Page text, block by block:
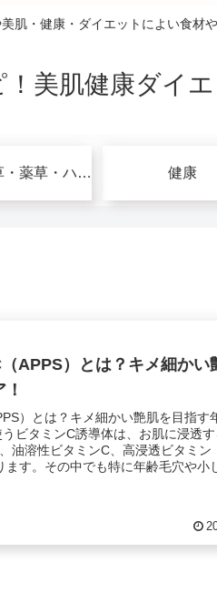
肌・健康・ダイエットによい食材
美肌健康ダイ
雑草・野草・薬草・ハーブ 健康
APPS）とは？キメ細かい
）とは？キメ細かい艶肌を目指す
ビタミンC誘導体は、お肌に浸透
油溶性ビタミンC、高浸透ビタミン
す。その中でも特に年齢毛穴や小